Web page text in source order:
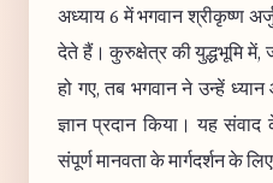
अध्याय 6 में भगवान श्रीकृष्ण
देते हैं। कुरुक्षेत्र की युद्धभूमि
हो गए, तब भगवान ने उन्हें
ज्ञान प्रदान किया। यह
संपूर्ण मानवता के मार्गदर्शन के